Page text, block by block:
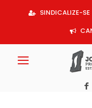
SINDICALIZE-SE